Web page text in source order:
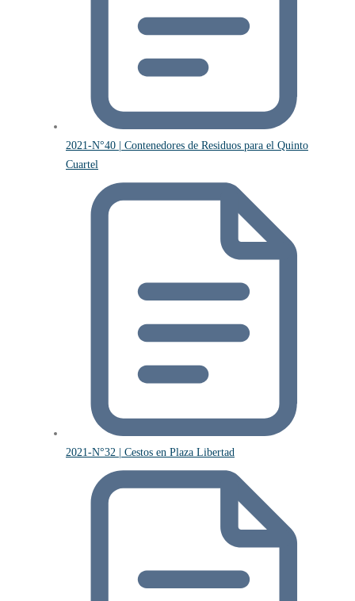
2021-N°40 | Contenedores de Residuos para el Quinto
Cuartel
2021-N°32 | Cestos en Plaza Libertad